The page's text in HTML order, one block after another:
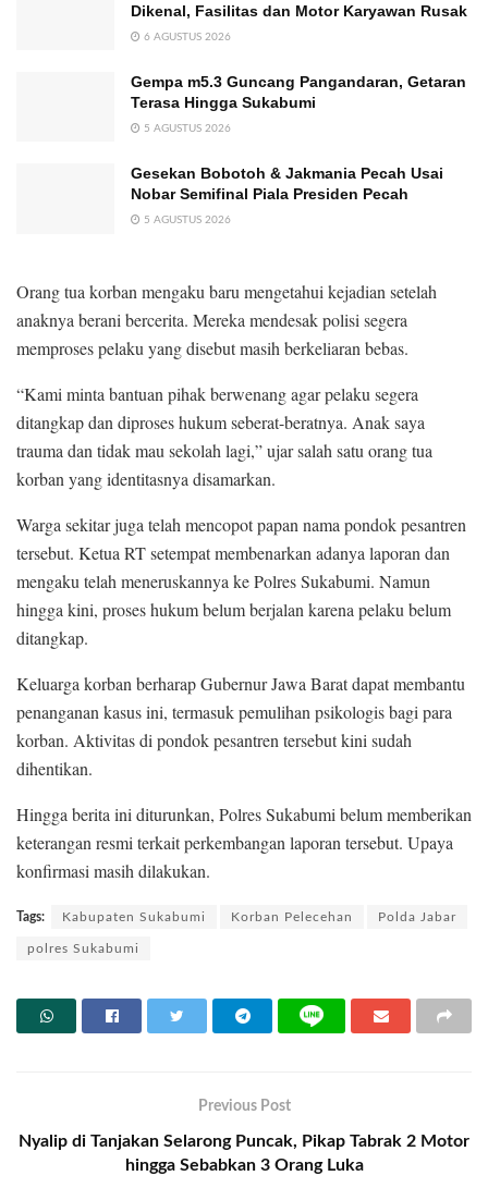
Dikenal, Fasilitas dan Motor Karyawan Rusak
6 AGUSTUS 2026
Gempa m5.3 Guncang Pangandaran, Getaran
Terasa Hingga Sukabumi
5 AGUSTUS 2026
Gesekan Bobotoh & Jakmania Pecah Usai
Nobar Semifinal Piala Presiden Pecah
5 AGUSTUS 2026
Orang tua korban mengaku baru mengetahui kejadian setelah
anaknya berani bercerita. Mereka mendesak polisi segera
memproses pelaku yang disebut masih berkeliaran bebas.
“Kami minta bantuan pihak berwenang agar pelaku segera
ditangkap dan diproses hukum seberat-beratnya. Anak saya
trauma dan tidak mau sekolah lagi,” ujar salah satu orang tua
korban yang identitasnya disamarkan.
Warga sekitar juga telah mencopot papan nama pondok pesantren
tersebut. Ketua RT setempat membenarkan adanya laporan dan
mengaku telah meneruskannya ke Polres Sukabumi. Namun
hingga kini, proses hukum belum berjalan karena pelaku belum
ditangkap.
Keluarga korban berharap Gubernur Jawa Barat dapat membantu
penanganan kasus ini, termasuk pemulihan psikologis bagi para
korban. Aktivitas di pondok pesantren tersebut kini sudah
dihentikan.
Hingga berita ini diturunkan, Polres Sukabumi belum memberikan
keterangan resmi terkait perkembangan laporan tersebut. Upaya
konfirmasi masih dilakukan.
Tags: Kabupaten Sukabumi Korban Pelecehan Polda Jabar
polres Sukabumi
Previous Post
Nyalip di Tanjakan Selarong Puncak, Pikap Tabrak 2 Motor
hingga Sebabkan 3 Orang Luka